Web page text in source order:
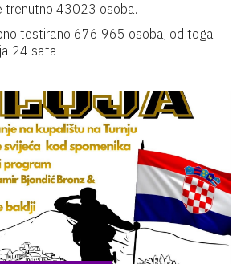
trenutno 43023 osoba.
testirano 676 965 osoba, od toga
24 sata